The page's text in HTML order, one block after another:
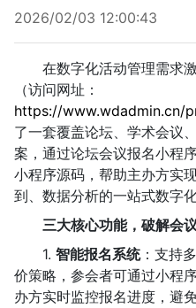
2026/02/03 12:00:43
在数字化活动管理需求
（访问网址：
https://www.wdadmin.cn/
了一套覆盖论坛、学术会议
案，通过论坛会议报名小程
小程序源码，帮助主办方实
到、数据分析的一站式数字化
三大核心功能，破解会
1. 智能报名系统：支持
价策略，参会者可通过小程
办方实时监控报名进度，避